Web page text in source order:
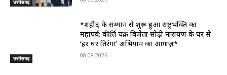
छत्तीसगढ़
छत्तीसगढ़
*शहीद के सम्मान से शुरू हुआ राष्ट्रभक्ति का
महापर्व: कीर्ति चक्र विजेता सोढ़ी नारायण के घर से
‘हर घर तिरंगा’ अभियान का आगाज़*
08.08.2026